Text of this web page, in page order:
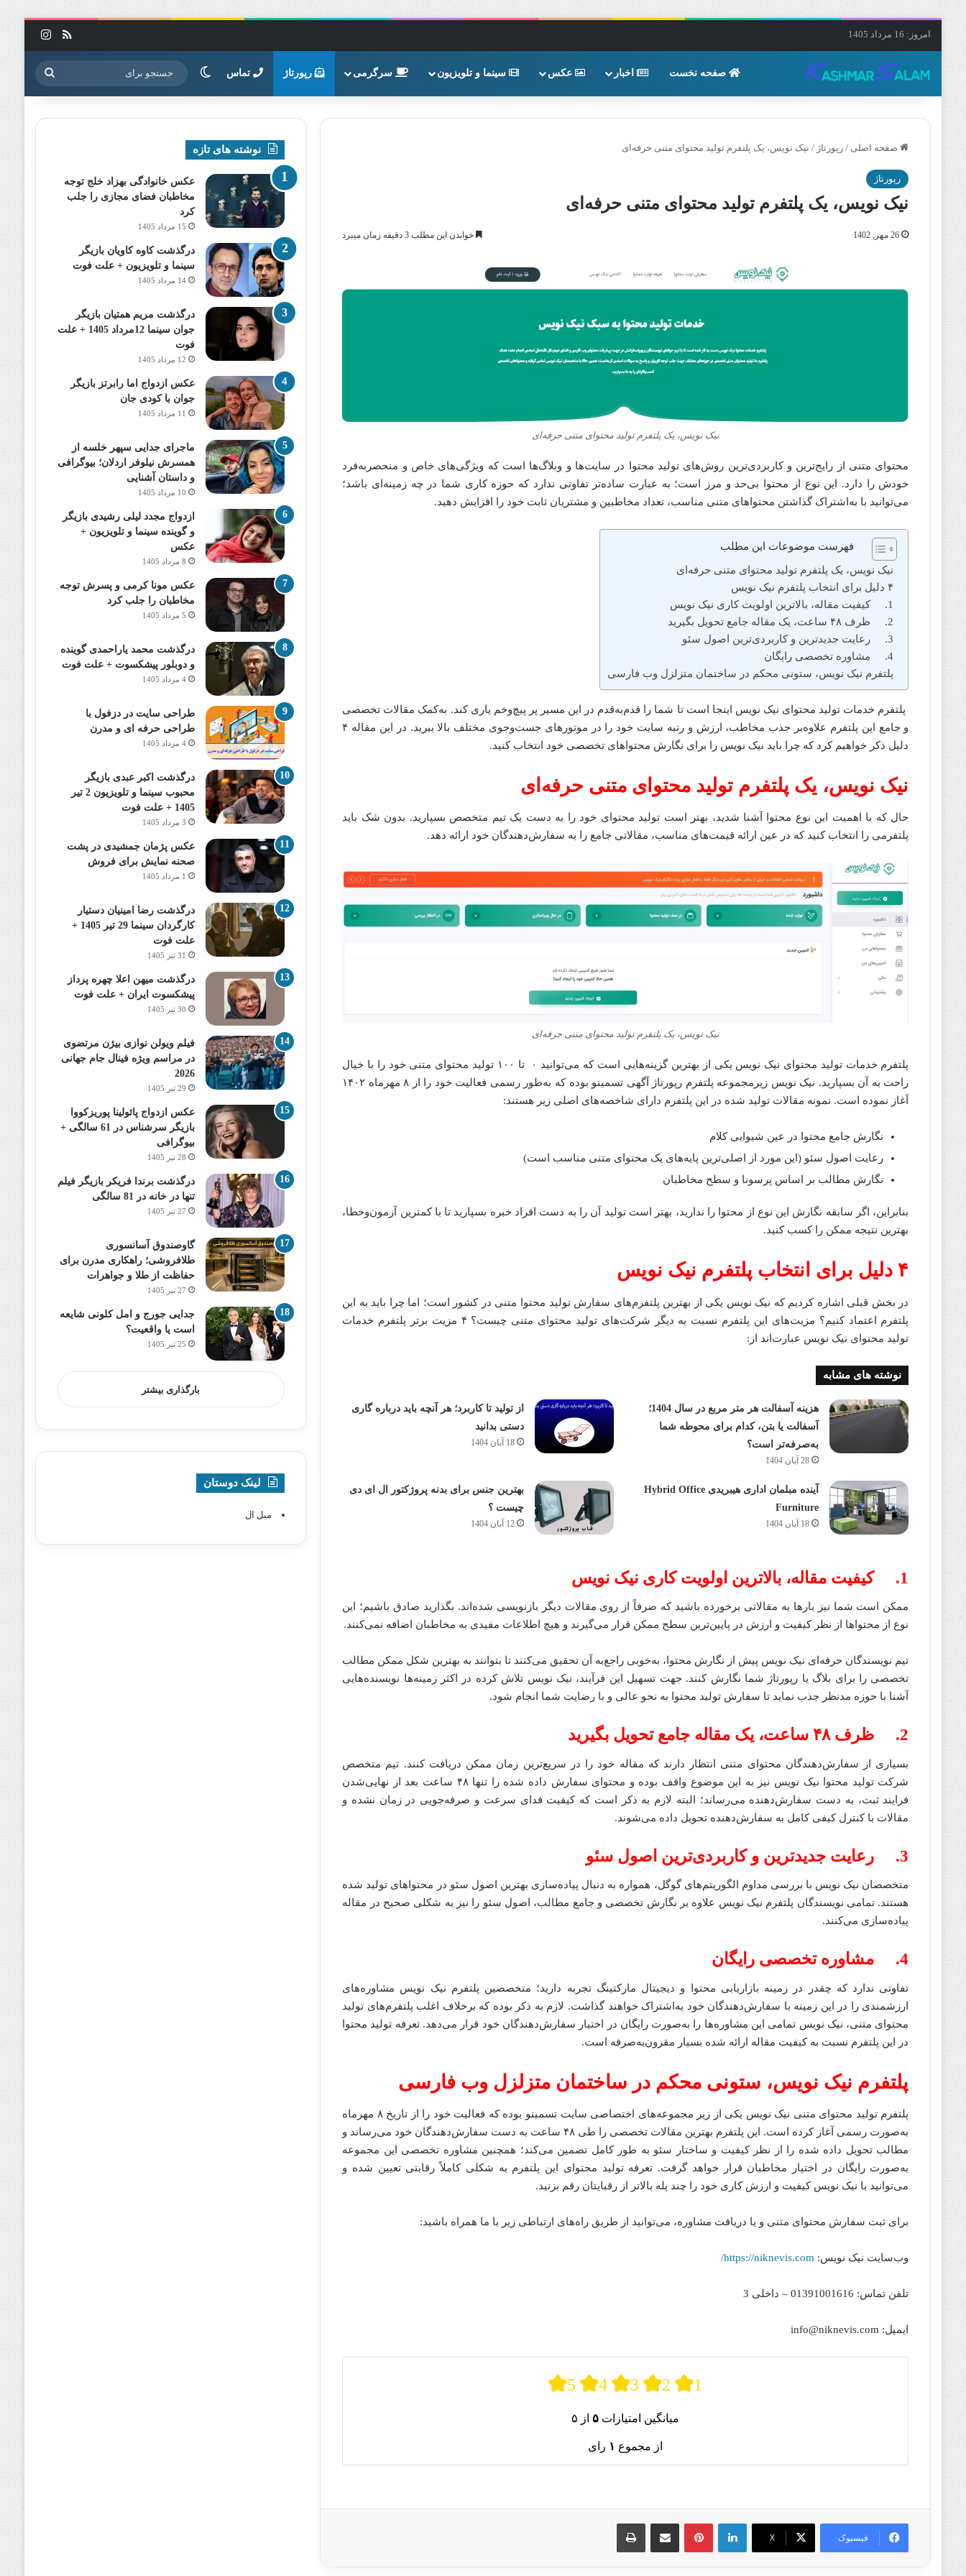
امروز: 16 مرداد 1405 خوراک
صفحه نخست اخبار عکس سینما و تلویزیون سرگرمی رپورتاژ تماس تغییر پوسته جستجو
برای
صفحه اصلی / رپورتاژ / نیک نویس، یک پلتفرم تولید محتوای متنی حرفه‌ای
رپورتاژ
نیک نویس، یک پلتفرم تولید محتوای متنی حرفه‌ای
26 مهر, 1402 خواندن این مطلب 3 دقیقه زمان میبرد
نیک نویس، یک پلتفرم تولید محتوای متنی حرفه‌ای
محتوای متنی از رایج‌ترین و کاربردی‌ترین روش‌های تولید محتوا در سایت‌ها و وبلاگ‌ها است که ویژگی‌های خاص و منحصربه‌فرد
خودش را دارد. این نوع از محتوا بی‌حد و مرز است؛ به عبارت ساده‌تر تفاوتی ندارد که حوزه کاری شما در چه زمینه‌ای باشد؛
می‌توانید با به‌اشتراک گذاشتن محتواهای متنی مناسب، تعداد مخاطبین و مشتریان ثابت خود را افزایش دهید.
فهرست موضوعات این مطلب
نیک نویس، یک پلتفرم تولید محتوای متنی حرفه‌ای
۴ دلیل برای انتخاب پلتفرم نیک نویس
1. کیفیت مقاله، بالاترین اولویت کاری نیک‌ نویس
2. ظرف ۴۸ ساعت، یک مقاله جامع تحویل بگیرید
3. رعایت جدیدترین و کاربردی‌ترین اصول سئو
4. مشاوره تخصصی رایگان
پلتفرم نیک نویس، ستونی محکم در ساختمان متزلزل وب فارسی
پلتفرم خدمات تولید محتوای نیک نویس اینجا است تا شما را قدم‌به‌قدم در این مسیر پر پیچ‌وخم یاری کند. به‌کمک مقالات تخصصی
و جامع این پلتفرم علاوه‌بر جذب مخاطب، ارزش و رتبه سایت خود را در موتورهای جست‌و‌جوی مختلف بالا ببرید. در این مقاله ۴
دلیل ذکر خواهیم کرد که چرا باید نیک نویس را برای نگارش محتواهای تخصصی خود انتخاب کنید.
نیک نویس، یک پلتفرم تولید محتوای متنی حرفه‌ای
حال که با اهمیت این نوع محتوا آشنا شدید، بهتر است تولید محتوای خود را به دست یک تیم متخصص بسپارید. بدون شک باید
پلتفرمی را انتخاب کنید که در عین ارائه قیمت‌های مناسب، مقالاتی جامع را به سفارش‌دهندگان خود ارائه دهد.
نیک نویس، یک پلتفرم تولید محتوای متنی حرفه‌ای
پلتفرم خدمات تولید محتوای نیک نویس یکی از بهترین گزینه‌هایی است که می‌توانید ۰ تا ۱۰۰ تولید محتوای متنی خود را با خیال
راحت به آن بسپارید. نیک نویس زیرمجموعه پلتفرم رپورتاژ آگهی تسمینو بوده که به‌طور رسمی فعالیت خود را از ۸ مهرماه ۱۴۰۲
آغاز نموده است. نمونه مقالات تولید شده در این پلتفرم دارای شاخصه‌های اصلی زیر هستند:
نگارش جامع محتوا در عین شیوایی کلام
رعایت اصول سئو (این مورد از اصلی‌ترین پایه‌های یک محتوای متنی مناسب است)
نگارش مطالب بر اساس پرسونا و سطح مخاطبان
بنابراین، اگر سابقه نگارش این نوع از محتوا را ندارید، بهتر است تولید آن را به دست افراد خبره بسپارید تا با کمترین آزمون‌وخطا،
بهترین نتیجه ممکن را کسب کنید.
۴ دلیل برای انتخاب پلتفرم نیک نویس
در بخش قبلی اشاره کردیم که نیک نویس یکی از بهترین پلتفرم‌های سفارش تولید محتوا متنی در کشور است؛ اما چرا باید به این
پلتفرم اعتماد کنیم؟ مزیت‌های این پلتفرم نسبت به دیگر شرکت‌های تولید محتوای متنی چیست؟ ۴ مزیت برتر پلتفرم خدمات
تولید محتوای نیک‌ نویس عبارت‌اند از:
نوشته های مشابه
هزینه آسفالت هر متر مربع در سال 1404؛
آسفالت یا بتن، کدام برای محوطه شما
به‌صرفه‌تر است؟
28 آبان 1404
از تولید تا کاربرد؛ هر آنچه باید درباره گاری
دستی بدانید
18 آبان 1404
آینده مبلمان اداری هیبریدی Hybrid Office
Furniture
18 آبان 1404
بهترین جنس برای بدنه پروژکتور ال ای دی
چیست ؟
12 آبان 1404
1. کیفیت مقاله، بالاترین اولویت کاری نیک‌ نویس
ممکن است شما نیز بارها به مقالاتی برخورده باشید که صرفاً از روی مقالات دیگر بازنویسی شده‌اند. بگذارید صادق باشیم؛ این
نوع از محتواها از نظر کیفیت و ارزش در پایین‌ترین سطح ممکن قرار می‌گیرند و هیچ اطلاعات مفیدی به مخاطبان اضافه نمی‌کنند.
تیم نویسندگان حرفه‌ای نیک نویس پیش از نگارش محتوا، به‌خوبی راجع‌به آن تحقیق می‌کنند تا بتوانند به بهترین شکل ممکن مطالب
تخصصی را برای بلاگ یا رپورتاژ شما نگارش کنند. جهت تسهیل این فرآیند، نیک نویس تلاش کرده در اکثر زمینه‌ها نویسنده‌هایی
آشنا با حوزه مدنظر جذب نماید تا سفارش تولید محتوا به نحو عالی و با رضایت شما انجام شود.
2. ظرف ۴۸ ساعت، یک مقاله جامع تحویل بگیرید
بسیاری از سفارش‌‌دهندگان محتوای متنی انتظار دارند که مقاله خود را در سریع‌ترین زمان ممکن دریافت کنند. تیم متخصص
شرکت تولید محتوا نیک‌ نویس نیز به این موضوع واقف بوده و محتوای سفارش داده شده را تنها ۴۸ ساعت بعد از نهایی‌شدن
فرایند ثبت، به دست سفارش‌دهنده می‌رساند؛ البته لازم به ذکر است که کیفیت فدای سرعت و صرفه‌جویی در زمان نشده و
مقالات با کنترل کیفی کامل به سفارش‌دهنده تحویل داده می‌شوند.
3. رعایت جدیدترین و کاربردی‌ترین اصول سئو
متخصصان نیک نویس با بررسی مداوم الگوریتم‌های گوگل، همواره به دنبال پیاده‌سازی بهترین اصول سئو در محتواهای تولید شده
هستند. تمامی نویسندگان پلتفرم نیک نویس علاوه بر نگارش تخصصی و جامع مطالب، اصول سئو را نیز به شکلی صحیح در مقاله
پیاده‌سازی می‌کنند.
4. مشاوره تخصصی رایگان
تفاوتی ندارد که چقدر در زمینه بازاریابی محتوا و دیجیتال مارکتینگ تجربه دارید؛ متخصصین پلتفرم نیک نویس مشاوره‌های
ارزشمندی را در این زمینه با سفارش‌دهندگان خود به‌اشتراک خواهند گذاشت. لازم به ذکر بوده که برخلاف اغلب پلتفرم‌های تولید
محتوای متنی، نیک نویس تمامی این مشاوره‌ها را به‌صورت رایگان در اختیار سفارش‌دهندگان خود قرار می‌دهد. تعرفه تولید محتوا
در این پلتفرم نسبت به کیفیت مقاله ارائه شده بسیار مقرون‌به‌صرفه است.
پلتفرم نیک نویس، ستونی محکم در ساختمان متزلزل وب فارسی
پلتفرم تولید محتوای متنی نیک نویس یکی از زیر مجموعه‌های اختصاصی سایت تسمینو بوده که فعالیت خود را از تاریخ ۸ مهرماه
به‌صورت رسمی آغاز کرده است. این پلتفرم بهترین مقالات تخصصی را طی ۴۸ ساعت به دست سفارش‌دهندگان خود می‌رساند و
مطالب تحویل داده شده را از نظر کیفیت و ساختار سئو به طور کامل تضمین می‌کند؛ همچنین مشاوره تخصصی این مجموعه
به‌صورت رایگان در اختیار مخاطبان قرار خواهد گرفت. تعرفه تولید محتوای این پلتفرم به شکلی کاملاً رقابتی تعیین شده و
می‌توانید با نیک نویس کیفیت و ارزش کاری خود را چند پله بالاتر از رقبایتان رقم بزنید.
برای ثبت سفارش محتوای متنی و یا دریافت مشاوره، می‌توانید از طریق راه‌های ارتباطی زیر با ما همراه باشید:
وب‌سایت نیک نویس: https://niknevis.com/
تلفن تماس: 01391001616 – داخلی 3
ایمیل: info@niknevis.com
5 4 3 2 1
میانگین امتیازات ۵ از ۵
از مجموع ۱ رای
فیسبوک X
لینکدین پینترستاشتراک گذاری از طریق ایمیل چاپ
نوشته های تازه
عکس خانوادگی بهزاد خلج توجه
مخاطبان فضای مجازی را جلب
کرد
15 مرداد 1405
درگذشت کاوه کاویان بازیگر
سینما و تلویزیون + علت فوت
14 مرداد 1405
درگذشت مریم همتیان بازیگر
جوان سینما 12مرداد 1405 + علت
فوت
12 مرداد 1405
عکس ازدواج اما رابرتز بازیگر
جوان با کودی جان
11 مرداد 1405
ماجرای جدایی سپهر خلسه از
همسرش نیلوفر اردلان؛ بیوگرافی
و داستان آشنایی
10 مرداد 1405
ازدواج مجدد لیلی رشیدی بازیگر
و گوینده سینما و تلویزیون +
عکس
8 مرداد 1405
عکس مونا کرمی و پسرش توجه
مخاطبان را جلب کرد
5 مرداد 1405
درگذشت محمد یاراحمدی گوینده
و دوبلور پیشکسوت + علت فوت
4 مرداد 1405
طراحی سایت در دزفول با
طراحی حرفه‌ ای و مدرن
4 مرداد 1405
درگذشت اکبر عبدی بازیگر
محبوب سینما و تلویزیون 2 تیر
1405 + علت فوت
3 مرداد 1405
عکس پژمان جمشیدی در پشت
صحنه نمایش برای فروش
1 مرداد 1405
درگذشت رضا امینیان دستیار
کارگردان سینما 29 تیر 1405 +
علت فوت
31 تیر 1405
درگذشت میهن اعلا چهره پرداز
پیشکسوت ایران + علت فوت
30 تیر 1405
فیلم ویولن نوازی بیژن مرتضوی
در مراسم ویژه فینال جام جهانی
2026
29 تیر 1405
عکس ازدواج پائولینا پوریزکووا
بازیگر سرشناس در 61 سالگی +
بیوگرافی
28 تیر 1405
درگذشت برندا فریکر بازیگر فیلم
تنها در خانه در 81 سالگی
27 تیر 1405
گاوصندوق آسانسوری
طلافروشی؛ راهکاری مدرن برای
حفاظت از طلا و جواهرات
27 تیر 1405
جدایی جورج و امل کلونی شایعه
است یا واقعیت؟
25 تیر 1405
بارگذاری بیشتر
لینک دوستان
مبل ال